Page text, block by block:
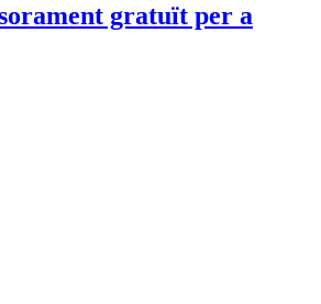
gratuït per a